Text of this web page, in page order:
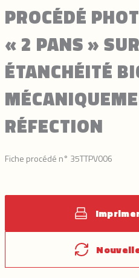
PROCÉDÉ
« 2 PANS »
ÉTANCHÉITÉ
RÉFECTION
Fiche procédé n° 35TTPV006